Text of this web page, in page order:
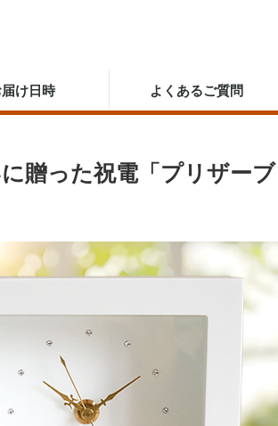
け日時 よくあるご質問
贈った祝電「プリザー